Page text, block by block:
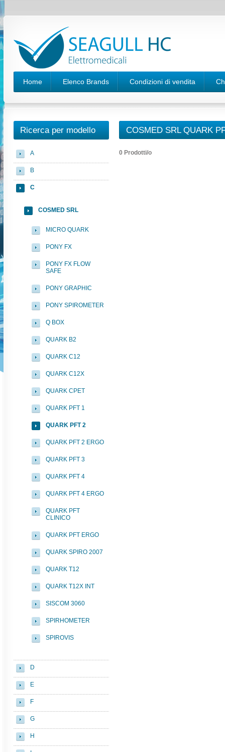
Home Elenco Brands Condizioni di vendita
COSMED SRL QUARK
0 Prodotti/o
Ricerca per modello
A
B
C
COSMED SRL
MICRO QUARK
PONY FX
PONY FX FLOW
SAFE
PONY GRAPHIC
PONY SPIROMETER
Q BOX
QUARK B2
QUARK C12
QUARK C12X
QUARK CPET
QUARK PFT 1
QUARK PFT 2
QUARK PFT 2 ERGO
QUARK PFT 3
QUARK PFT 4
QUARK PFT 4 ERGO
QUARK PFT
CLINICO
QUARK PFT ERGO
QUARK SPIRO 2007
QUARK T12
QUARK T12X INT
SISCOM 3060
SPIRHOMETER
SPIROVIS
D
E
F
G
H